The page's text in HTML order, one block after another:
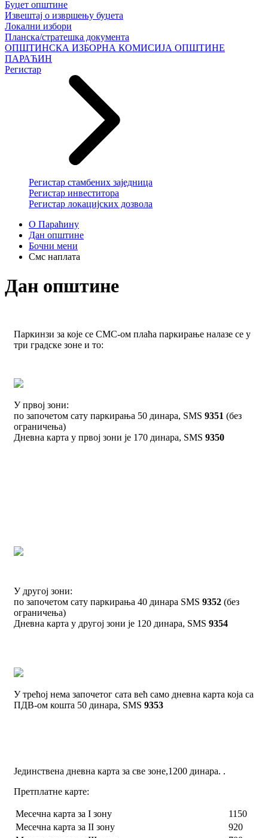
Буџет општине
Извештај о извршењу буџета
Локални избори
Планска/стратешка документа
ОПШТИНСКА ИЗБОРНА КОМИСИЈА ОПШТИНЕ
ПАРАЋИН
Регистар
Регистар стамбених заједница
Регистар инвеститора
Регистар локацијских дозвола
О Параћину
Дан општине
Бочни мени
Смс наплата
Дан општине
Паркинзи за које се СМС-ом плаћа паркирање налазе се у
три градске зоне и то:
У првој зони:
по започетом сату паркирања 50 динара, SMS 9351 (без
ограничења)
Дневна карта у првој зони је 170 динара, SMS 9350
У другој зони:
по започетом сату паркирања 40 динара SMS 9352 (без
ограничења)
Дневна карта у другој зони је 120 динара, SMS 9354
У трећој нема започетог сата већ само дневна карта која са
ПДВ-ом кошта 50 динара, SMS 9353
Јединствена дневна карта за све зоне,1200 динара. .
Претплатне карте:
Месечна карта за I зону
1150
Месечна карта за II зону
920